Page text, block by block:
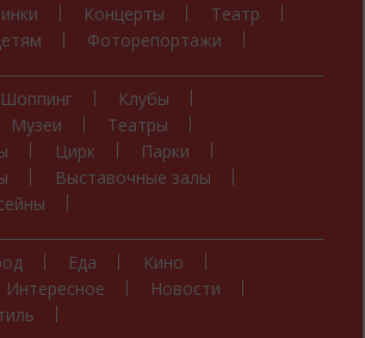
Концерты
Театр
Фоторепортажи
Шоппинг
Клубы
Музеи
Театры
Цирк
Парки
Выставочные залы
Еда
Кино
Интересное
Новости